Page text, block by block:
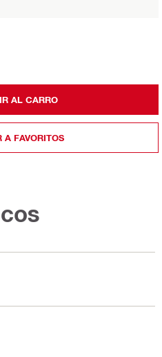
AL CARRO
A FAVORITOS